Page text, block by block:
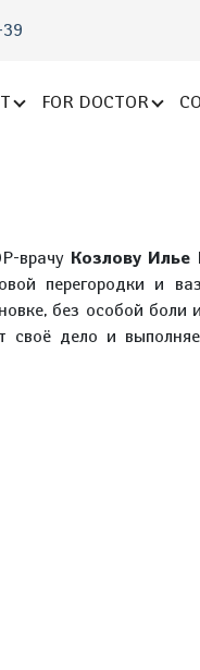
FOR DOCTOR
врачу Козлову Илье
перегородки и
без особой боли
своё дело и